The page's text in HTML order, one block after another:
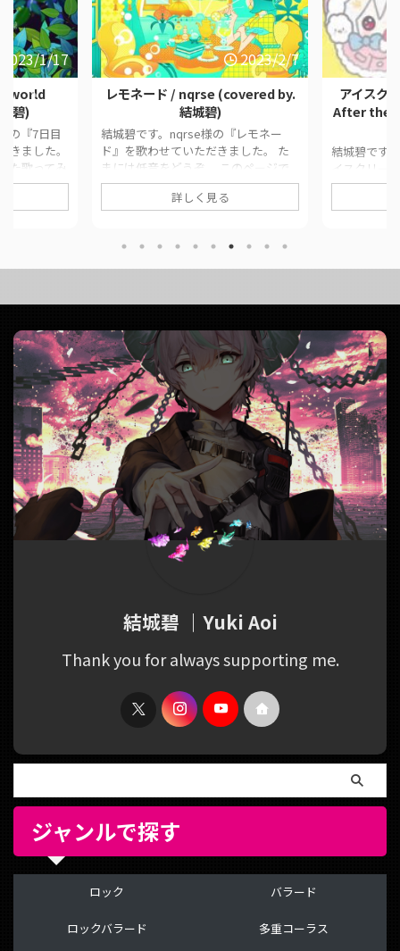
2023/1/17
碧)
の『7日目
きました。
た歌ってみ
をまとめて
結城碧)
2023/2/7
レモネード / nqrse (covered by.
結城碧)
結城碧です。nqrse様の『レモネー
ド』を歌わせていただきました。 た
まには低音をどうぞ。 このページで
は、に公開した歌ってみた動画の情報
や公式リンクをまとめています。 ■
動画リンク レモネード / nqrse
(covered by.結城碧)
us/1622897961348009986
詳しく見る
アイスク
After the
結城碧です
イスクリー
せていただ
プレックス
クリームコ
https://
結城碧 ｜Yuki Aoi
Thank you for always supporting me.
ジャンルで探す
ロック
ロックバラード
バラード
多重コーラス